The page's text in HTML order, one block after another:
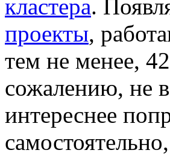
кластера.
проекты,
тем не менее,
сожалению, не
интереснее